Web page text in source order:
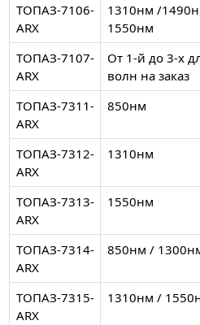
ТОПАЗ-7106-
ARX
1310нм /
1550нм
ТОПАЗ-7107-
ARX
От 1-й до 3-х
волн на заказ
ТОПАЗ-7311-
ARX
850нм
ТОПАЗ-7312-
ARX
1310нм
ТОПАЗ-7313-
ARX
1550нм
ТОПАЗ-7314-
ARX
850нм /
ТОПАЗ-7315-
ARX
1310нм /